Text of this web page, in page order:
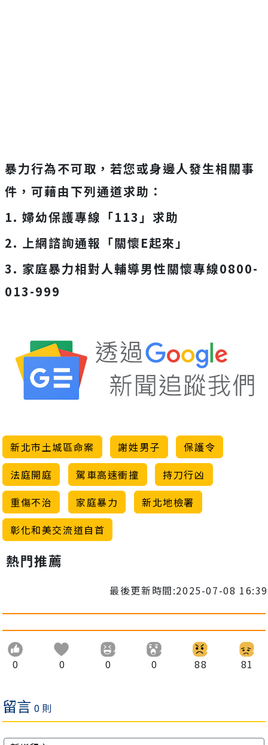
暴力行為不可取，若您或身邊人發生相關事
件，可藉由下列通道求助：
1. 婦幼保護專線「113」求助
2. 上網諮詢通報「關懷E起來」
3. 家庭暴力相對人輔導男性關懷專線0800-
013-999
新北市土城區命案 謝姓男子
保護令
法庭開庭
駕車高速衝撞
持刀行凶
重傷不治
家庭暴力
新北地檢署
彰化和美交流道自首
熱門推薦
最後更新時間:2025-07-08 16:39
0 0 0 0 88 81